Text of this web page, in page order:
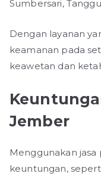
Sumbersari,
Dengan layanan
keamanan pada
keawetan dan
Jember
Menggunakan
keuntungan,